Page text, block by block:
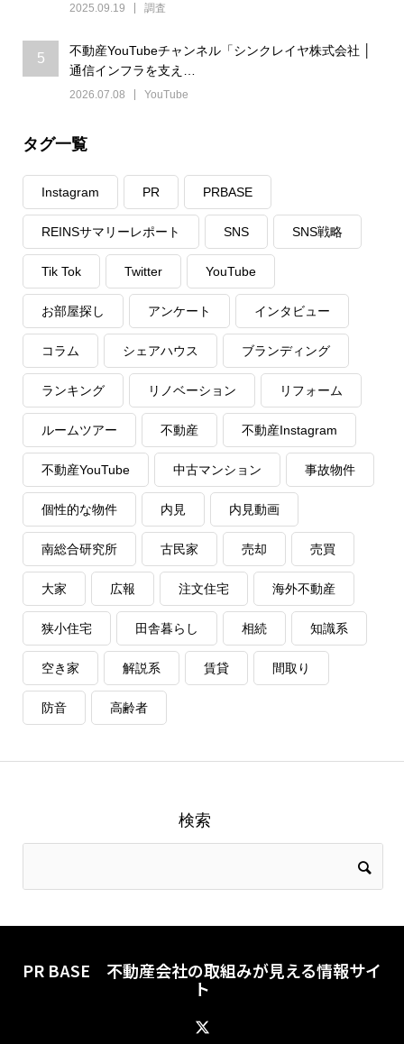
2025.09.19 調査
5
不動産YouTubeチャンネル「シンクレイヤ株式会社 │
通信インフラを支え…
2026.07.08 YouTube
タグ一覧
Instagram PR PRBASE
REINSサマリーレポート SNS SNS戦略
Tik Tok Twitter YouTube
お部屋探し アンケート インタビュー
コラム シェアハウス ブランディング
ランキング リノベーション リフォーム
ルームツアー 不動産 不動産Instagram
不動産YouTube 中古マンション 事故物件
個性的な物件 内見 内見動画
南総合研究所 古民家 売却 売買
大家 広報 注文住宅 海外不動産
狭小住宅 田舎暮らし 相続 知識系
空き家 解説系 賃貸 間取り
防音 高齢者
検索
PR BASE 不動産会社の取組みが見える情報サイ
ト